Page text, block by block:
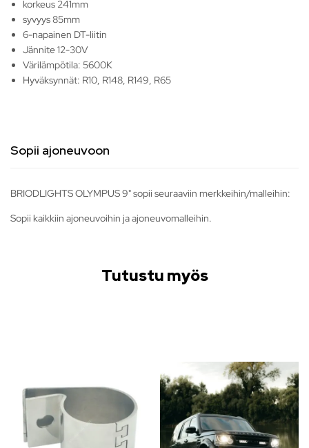
korkeus 241mm
syvyys 85mm
6-napainen DT-liitin
Jännite 12-30V
Värilämpötila: 5600K
Hyväksynnät: R10, R148, R149, R65
Sopii ajoneuvoon
BRIODLIGHTS OLYMPUS 9" sopii seuraaviin merkkeihin/malleihin:
Sopii kaikkiin ajoneuvoihin ja ajoneuvomalleihin.
Tutustu myös